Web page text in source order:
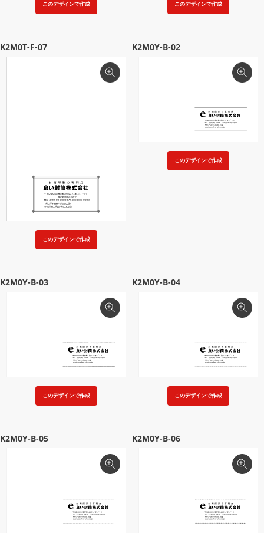
このデザインで作成 このデザインで作成
K2M0T-F-07
このデザインで作成
K2M0Y-B-02
このデザインで作成
K2M0Y-B-03
このデザインで作成
K2M0Y-B-04
このデザインで作成
K2M0Y-B-05 K2M0Y-B-06